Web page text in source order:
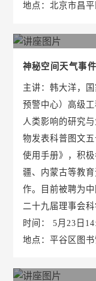
地点：北京市昌
神秘空间天气事
主讲：韩大洋，
预警中心）高级
人类影响的研究
物发表科普图文
使用手册》，积
疆、内蒙古等教
作。目前被聘为
二十九届理事会
时间： 5月23日
地点：平谷区图书